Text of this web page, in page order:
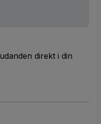
direkt i din